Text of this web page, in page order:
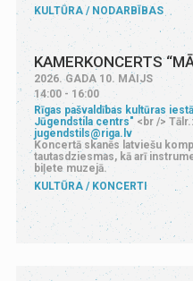
KULTŪRA
NODARBĪBAS
KAMERKONCERTS
2026. GADA 10. MAIJS
14:00 - 16:00
Rīgas pašvaldības kultūras
Jūgendstila centrs" <br />
jugendstils@riga.lv
Koncertā skanēs latviešu
tautasdziesmas, kā arī
biļete muzejā.
KULTŪRA
KONCERTI